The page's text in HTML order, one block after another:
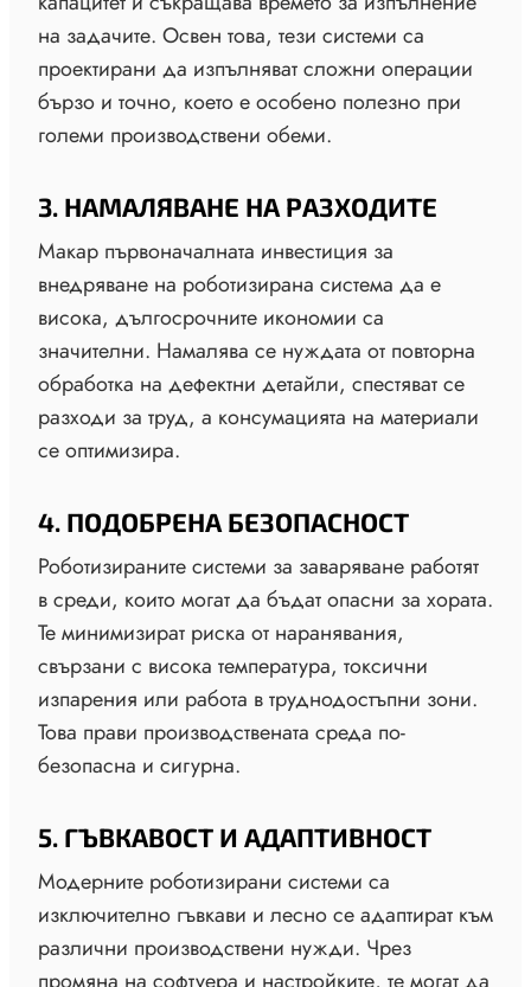
на задачите. Освен това, тези системи са
проектирани да изпълняват сложни операции
бързо и точно, което е особено полезно при
големи производствени обеми.
3. НАМАЛЯВАНЕ НА РАЗХОДИТЕ
Макар първоначалната инвестиция за
внедряване на роботизирана система да е
висока, дългосрочните икономии са
значителни. Намалява се нуждата от повторна
обработка на дефектни детайли, спестяват се
разходи за труд, а консумацията на материали
се оптимизира.
4. ПОДОБРЕНА БЕЗОПАСНОСТ
Роботизираните системи за заваряване работят
в среди, които могат да бъдат опасни за хората.
Те минимизират риска от наранявания,
свързани с висока температура, токсични
изпарения или работа в труднодостъпни зони.
Това прави производствената среда по-
безопасна и сигурна.
5. ГЪВКАВОСТ И АДАПТИВНОСТ
Модерните роботизирани системи са
изключително гъвкави и лесно се адаптират към
различни производствени нужди. Чрез